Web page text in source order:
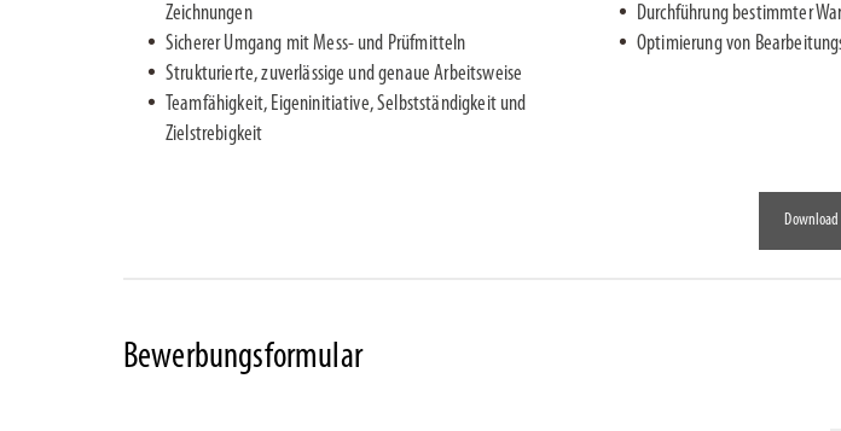
Zeichnungen
Sicherer Umgang mit Mess- und Prüfmitteln
Strukturierte, zuverlässige und genaue Arbeitsweise
Teamfähigkeit, Eigeninitiative, Selbstständigkeit und
Zielstrebigkeit
Durchführung bestimmter
Optimierung von
Download
Bewerbungsformular